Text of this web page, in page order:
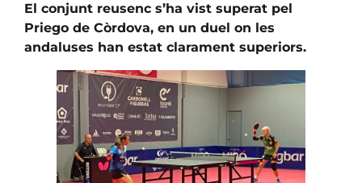
El conjunt reusenc s’ha vist superat pel
Priego de Còrdova, en un duel on les
andaluses han estat clarament superiors.